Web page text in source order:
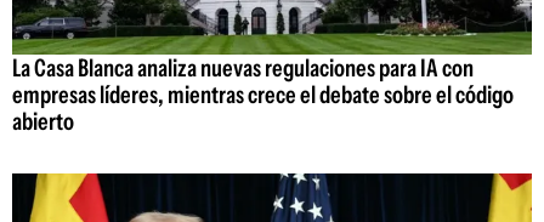
La Casa Blanca analiza nuevas regulaciones para IA con
empresas líderes, mientras crece el debate sobre el código
abierto